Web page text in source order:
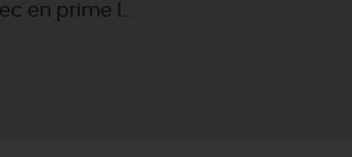
en prime l...